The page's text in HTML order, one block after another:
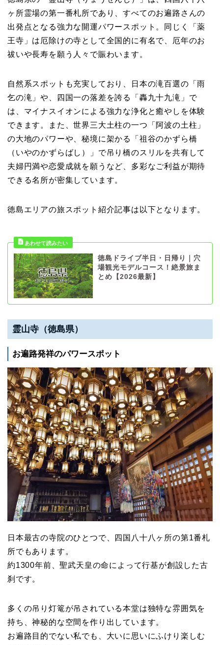
ヶ所霊場の第一番札所であり、すべてのお遍路さんの
出発点となる強力な開運パワースポット。同じく「薬
王寺」は厄除けの寺として全国的に有名で、厄年のお
祓いや長寿を願う人々で賑わいます。
自然系スポットも充実しており、日本の滝百選の「雨
乞の滝」や、四国一の落差を誇る「轟九十九滝」で
は、マイナスイオンによる強力な浄化と癒やしを体験
できます。また、世界三大土柱の一つ「阿波の土柱」
の大地のパワーや、秘境に架かる「祖谷のかずら橋
（いやのかずらばし）」で吊り橋のスリルを共有して
夫婦円満や恋愛成就を願うなど、多彩なご利益が期待
できる名所が密集しています。
徳島エリアの旅スポット紹介記事は以下となります。
徳島ドライブ半日・日帰り｜穴
場観光モデルコース！絶景旅ま
とめ【2026最新】
霊山寺（徳島県）
お遍路発祥のパワースポット
日本最古の寺院のひとつで、四国八十八ヶ所の第1番札
所でもあります。
約1300年前、聖武天皇の命によって行基が創設した古
刹です。
多くの吊り灯篭が吊されている本堂は独特な雰囲気を
持ち、神秘的な空間を作り出しています。
お遍路目的でない私でも、大いに思いにふけり楽しむ